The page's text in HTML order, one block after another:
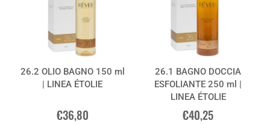
26.2 OLIO BAGNO 150 ml
| LINEA ÉTOLIE
€36,80
26.1 BAGNO DOCCIA
ESFOLIANTE 250 ml |
LINEA ÉTOLIE
€40,25